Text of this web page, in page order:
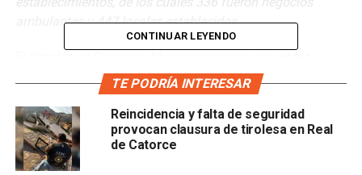
ambulantes y 447 locales establecidos.
clausuras se hicieron por el incumplimiento de
permisos, licencias de funcionamiento o por no
respetar el giro de actividades comerciales. Los
negocios que más incumplen las normas son los que
se dedican a la venta de cerveza y comida:
CONTINUAR LEYENDO
TE PODRÍA INTERESAR
Reincidencia y falta de seguridad
provocan clausura de tirolesa en Real
de Catorce